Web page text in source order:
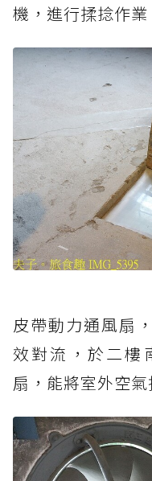
機，進行揉捻作業
皮帶動力通風扇
效對流，於二樓
扇，能將室外空